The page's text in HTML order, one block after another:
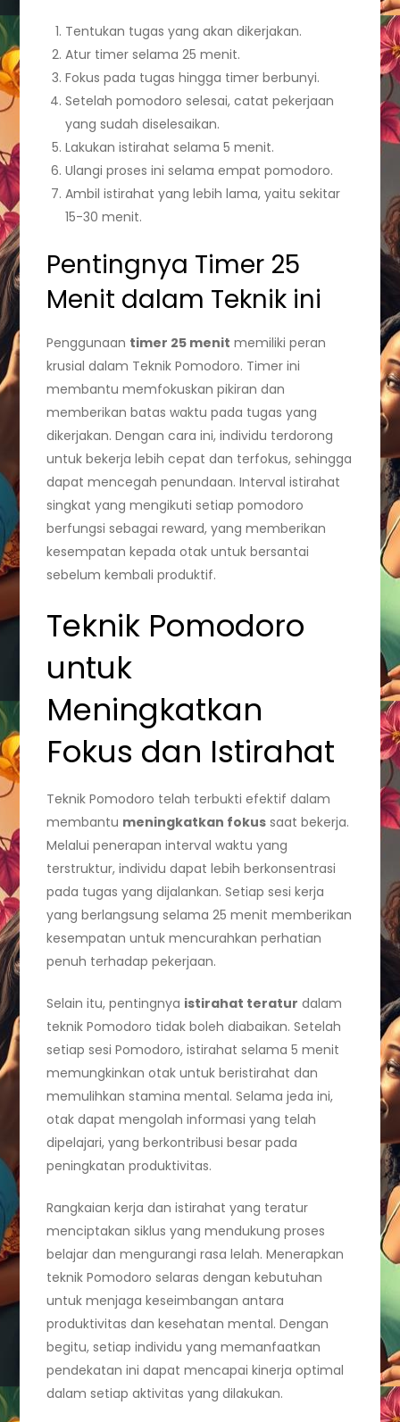
Tentukan tugas yang akan dikerjakan.
Atur timer selama 25 menit.
Fokus pada tugas hingga timer berbunyi.
Setelah pomodoro selesai, catat pekerjaan
yang sudah diselesaikan.
Lakukan istirahat selama 5 menit.
Ulangi proses ini selama empat pomodoro.
Ambil istirahat yang lebih lama, yaitu sekitar
15-30 menit.
Pentingnya Timer 25
Menit dalam Teknik ini
Penggunaan timer 25 menit memiliki peran
krusial dalam Teknik Pomodoro. Timer ini
membantu memfokuskan pikiran dan
memberikan batas waktu pada tugas yang
dikerjakan. Dengan cara ini, individu terdorong
untuk bekerja lebih cepat dan terfokus, sehingga
dapat mencegah penundaan. Interval istirahat
singkat yang mengikuti setiap pomodoro
berfungsi sebagai reward, yang memberikan
kesempatan kepada otak untuk bersantai
sebelum kembali produktif.
Teknik Pomodoro
untuk
Meningkatkan
Fokus dan Istirahat
Teknik Pomodoro telah terbukti efektif dalam
membantu meningkatkan fokus saat bekerja.
Melalui penerapan interval waktu yang
terstruktur, individu dapat lebih berkonsentrasi
pada tugas yang dijalankan. Setiap sesi kerja
yang berlangsung selama 25 menit memberikan
kesempatan untuk mencurahkan perhatian
penuh terhadap pekerjaan.
Selain itu, pentingnya istirahat teratur dalam
teknik Pomodoro tidak boleh diabaikan. Setelah
setiap sesi Pomodoro, istirahat selama 5 menit
memungkinkan otak untuk beristirahat dan
memulihkan stamina mental. Selama jeda ini,
otak dapat mengolah informasi yang telah
dipelajari, yang berkontribusi besar pada
peningkatan produktivitas.
Rangkaian kerja dan istirahat yang teratur
menciptakan siklus yang mendukung proses
belajar dan mengurangi rasa lelah. Menerapkan
teknik Pomodoro selaras dengan kebutuhan
untuk menjaga keseimbangan antara
produktivitas dan kesehatan mental. Dengan
begitu, setiap individu yang memanfaatkan
pendekatan ini dapat mencapai kinerja optimal
dalam setiap aktivitas yang dilakukan.